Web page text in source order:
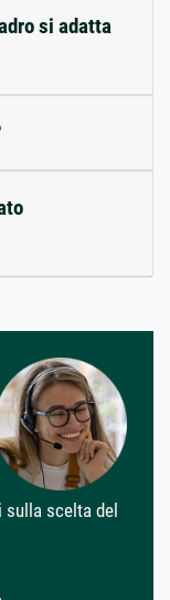
si adatta
sulla scelta del